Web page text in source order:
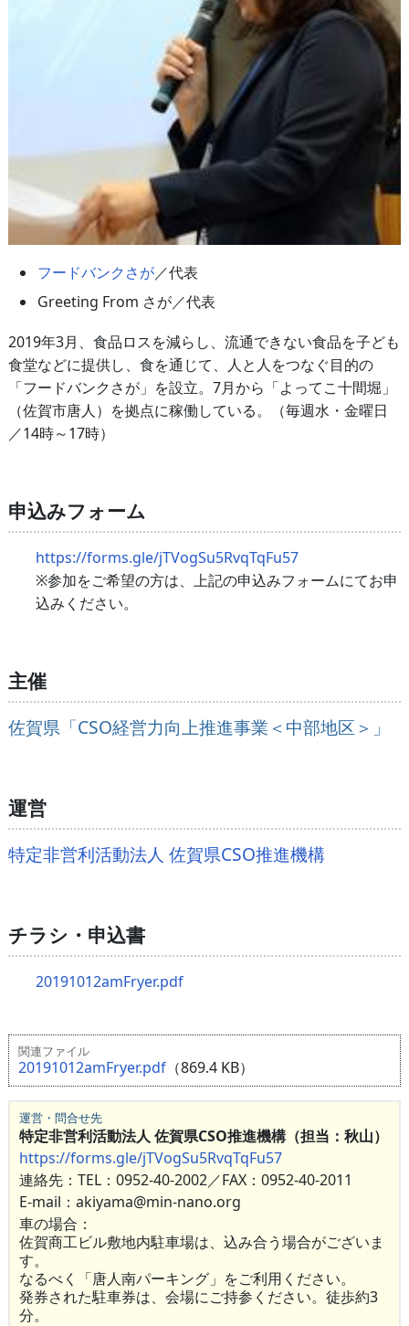
フードバンクさが／代表
Greeting From さが／代表
2019年3月、食品ロスを減らし、流通できない食品を子ども
食堂などに提供し、食を通じて、人と人をつなぐ目的の
「フードバンクさが」を設立。7月から「よってこ十間堀」
（佐賀市唐人）を拠点に稼働している。（毎週水・金曜日
／14時～17時）
申込みフォーム
https://forms.gle/jTVogSu5RvqTqFu57
※参加をご希望の方は、上記の申込みフォームにてお申
込みください。
主催
佐賀県「CSO経営力向上推進事業＜中部地区＞」
運営
特定非営利活動法人 佐賀県CSO推進機構
チラシ・申込書
20191012amFryer.pdf
関連ファイル
20191012amFryer.pdf（869.4 KB）
運営・問合せ先
特定非営利活動法人 佐賀県CSO推進機構（担当：秋山）
https://forms.gle/jTVogSu5RvqTqFu57
連絡先：TEL：0952-40-2002／FAX：0952-40-2011
E-mail：akiyama@min-nano.org
車の場合：
佐賀商工ビル敷地内駐車場は、込み合う場合がございま
す。
なるべく「唐人南パーキング」をご利用ください。
発券された駐車券は、会場にご持参ください。徒歩約3
分。